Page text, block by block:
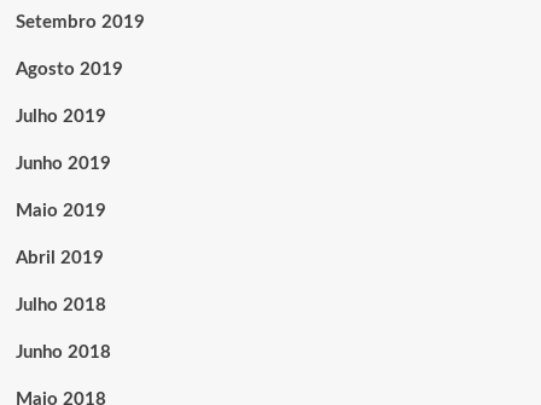
Setembro 2019
Agosto 2019
Julho 2019
Junho 2019
Maio 2019
Abril 2019
Julho 2018
Junho 2018
Maio 2018